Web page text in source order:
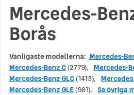
Mercedes-
Borås
Vanligaste modellerna: Mercedes-
Mercedes-Benz C(2779), Mercedes-
Mercedes-Benz GLC(1413),
Mercedes-Benz GLE(981), Se övriga